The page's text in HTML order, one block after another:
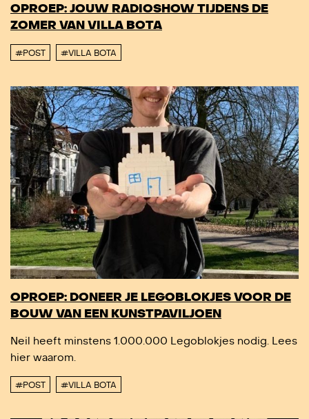
OPROEP: JOUW RADIOSHOW TIJDENS DE
ZOMER VAN VILLA BOTA
#POST #VILLA BOTA
OPROEP: DONEER JE LEGOBLOKJES VOOR DE
BOUW VAN EEN KUNSTPAVILJOEN
Neil heeft minstens 1.000.000 Legoblokjes nodig. Lees
hier waarom.
#POST #VILLA BOTA